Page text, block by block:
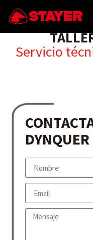
Servicio
DYNQUER